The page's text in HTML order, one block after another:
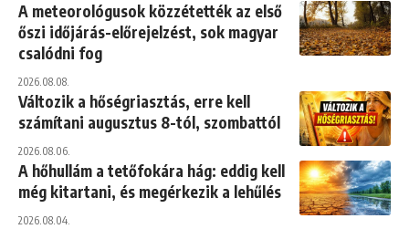
A meteorológusok közzétették az első
őszi időjárás-előrejelzést, sok magyar
csalódni fog
2026.08.08.
Változik a hőségriasztás, erre kell
számítani augusztus 8-tól, szombattól
2026.08.06.
A hőhullám a tetőfokára hág: eddig kell
még kitartani, és megérkezik a lehűlés
2026.08.04.